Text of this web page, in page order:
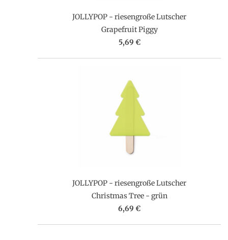
JOLLYPOP - riesengroße Lutscher
Grapefruit Piggy
5,69 €
JOLLYPOP - riesengroße Lutscher
Christmas Tree - grün
6,69 €